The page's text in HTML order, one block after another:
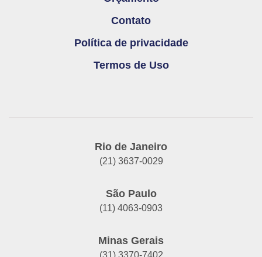
Contato
Política de privacidade
Termos de Uso
Rio de Janeiro
(21) 3637-0029
São Paulo
(11) 4063-0903
Minas Gerais